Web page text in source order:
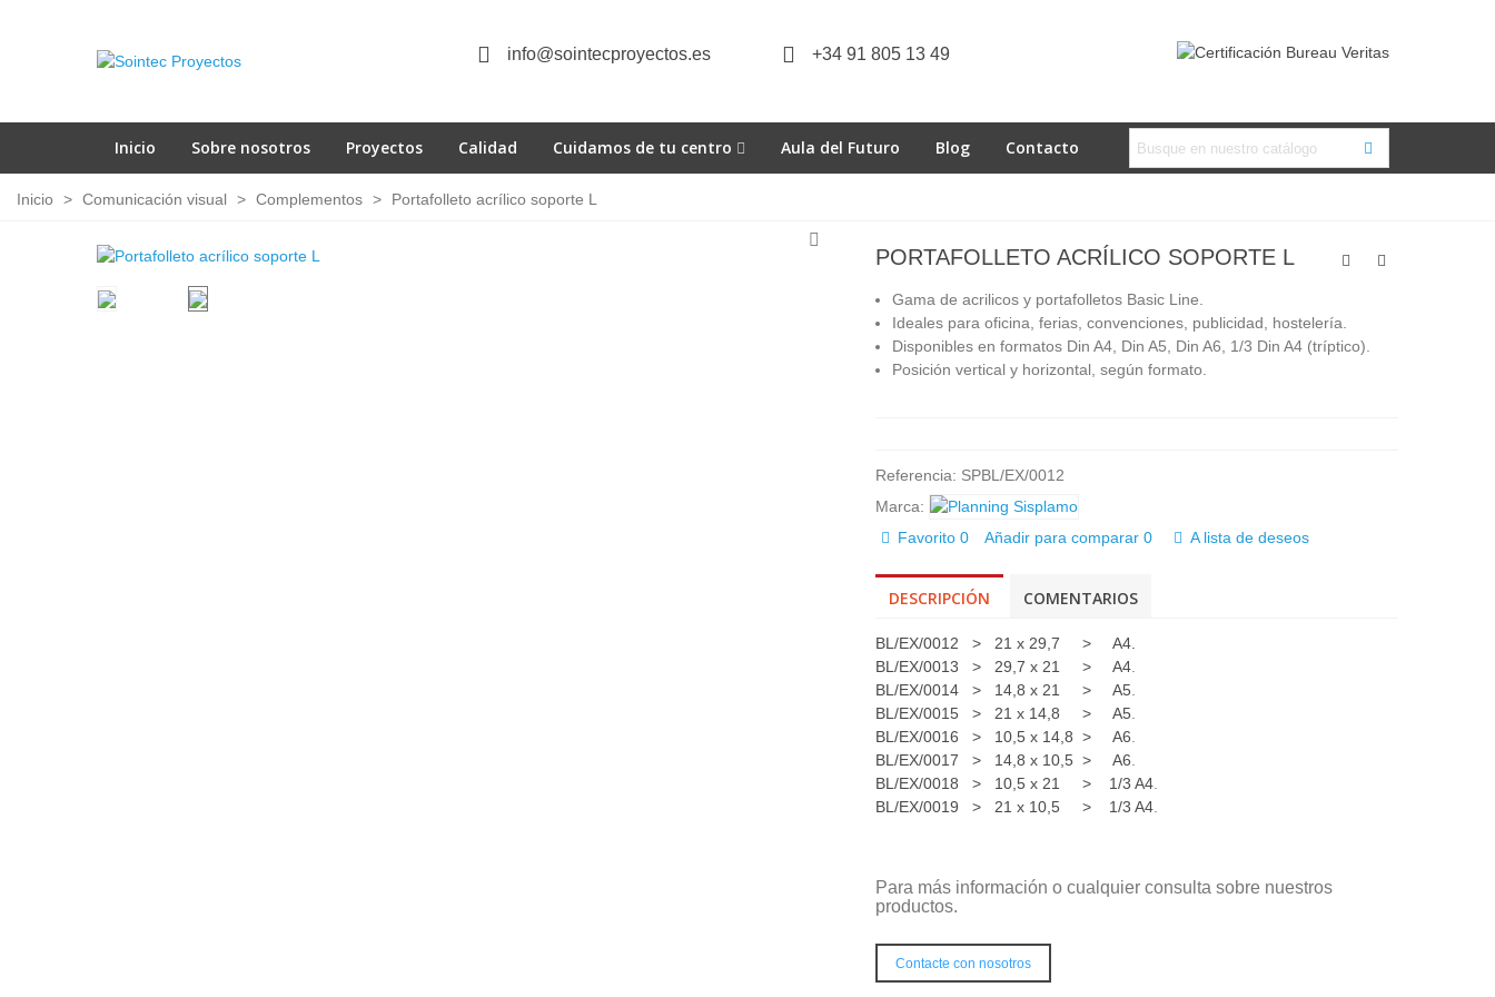
info@sointecproyectos.es +34 91 805 13 49
Inicio Sobre nosotros Proyectos Calidad Cuidamos de tu centro Aula del Futuro Blog Contacto
Inicio > Comunicación visual > Complementos > Portafolleto acrílico soporte L
PORTAFOLLETO ACRÍLICO SOPORTE L
Gama de acrilicos y portafolletos Basic Line.
Ideales para oficina, ferias, convenciones, publicidad, hostelería.
Disponibles en formatos Din A4, Din A5, Din A6, 1/3 Din A4 (tríptico).
Posición vertical y horizontal, según formato.
Referencia: SPBL/EX/0012
Marca:
Favorito 0 Añadir para comparar 0 A lista de deseos
DESCRIPCIÓN COMENTARIOS
BL/EX/0012 > 21 x 29,7 >A4.
BL/EX/0013 >29,7 x 21 >A4.
BL/EX/0014 >14,8 x 21 >A5.
BL/EX/0015 >21 x 14,8 >A5.
BL/EX/0016 >10,5 x 14,8 >A6
BL/EX/0017 >14,8 x 10,5 >A6
BL/EX/0018 >10,5 x 21 >1/3 A4.
BL/EX/0019 >21 x 10,5 >1/3 A4.
Para más información o cualquier consulta sobre nuestros
productos.
Contacte con nosotros